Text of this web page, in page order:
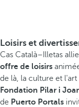
Loisirs et
Cas Català–Illetas
offre de loisirs
de là, la culture et
Fondation Pilar i
de Puerto Portals